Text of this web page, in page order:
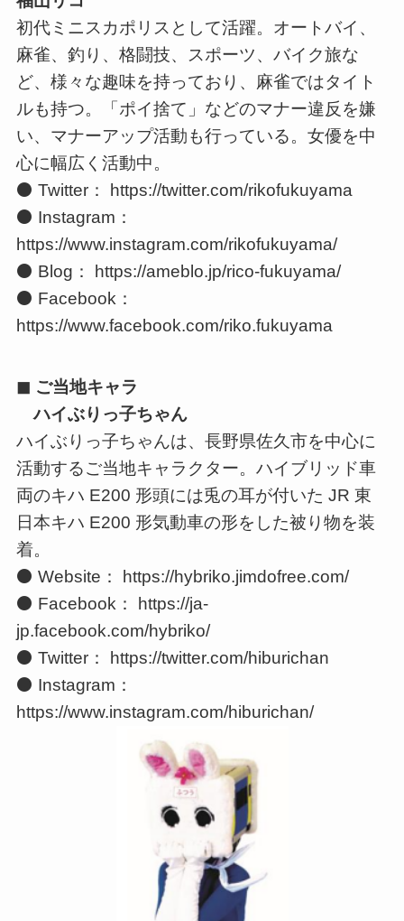
初代ミニスカポリスとして活躍。オートバイ、
麻雀、釣り、格闘技、スポーツ、バイク旅な
ど、様々な趣味を持っており、麻雀ではタイト
ルも持つ。「ポイ捨て」などのマナー違反を嫌
い、マナーアップ活動も行っている。女優を中
心に幅広く活動中。
⚫ Twitter： https://twitter.com/rikofukuyama
⚫ Instagram：
https://www.instagram.com/rikofukuyama/
⚫ Blog： https://ameblo.jp/rico-fukuyama/
⚫ Facebook：
https://www.facebook.com/riko.fukuyama
◼ ご当地キャラ
ハイぶりっ子ちゃん
ハイぶりっ子ちゃんは、長野県佐久市を中心に
活動するご当地キャラクター。ハイブリッド車
両のキハ E200 形頭には兎の耳が付いた JR 東
日本キハ E200 形気動車の形をした被り物を装
着。
⚫ Website： https://hybriko.jimdofree.com/
⚫ Facebook： https://ja-
jp.facebook.com/hybriko/
⚫ Twitter： https://twitter.com/hiburichan
⚫ Instagram：
https://www.instagram.com/hiburichan/